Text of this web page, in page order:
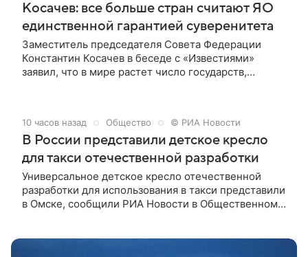
Косачев: все больше стран считают ЯО
единственной гарантией суверенитета
Заместитель председателя Совета Федерации
Константин Косачев в беседе с «Известиями»
заявил, что в мире растет число государств,
10 часов назад Общество © РИА Новости
В России представили детское кресло
для такси отечественной разработки
Универсальное детское кресло отечественной
разработки для использования в такси представили
в Омске, сообщили РИА Новости в Общественном